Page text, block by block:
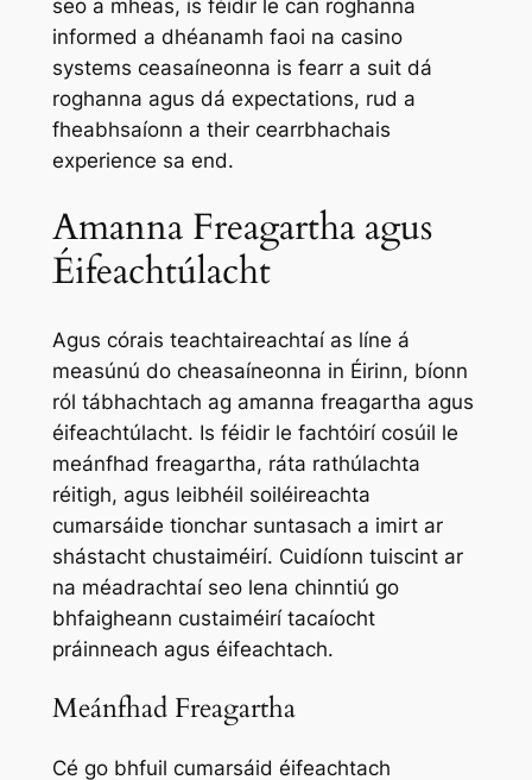
seo a mheas, is féidir le can roghanna
informed a dhéanamh faoi na casino
systems ceasaíneonna is fearr a suit dá
roghanna agus dá expectations, rud a
fheabhsaíonn a their cearrbhachais
experience sa end.
Amanna Freagartha agus
Éifeachtúlacht
Agus córais teachtaireachtaí as líne á
measúnú do cheasaíneonna in Éirinn, bíonn
ról tábhachtach ag amanna freagartha agus
éifeachtúlacht. Is féidir le fachtóirí cosúil le
meánfhad freagartha, ráta rathúlachta
réitigh, agus leibhéil soiléireachta
cumarsáide tionchar suntasach a imirt ar
shástacht chustaiméirí. Cuidíonn tuiscint ar
na méadrachtaí seo lena chinntiú go
bhfaigheann custaiméirí tacaíocht
práinneach agus éifeachtach.
Meánfhad Freagartha
Cé go bhfuil cumarsáid éifeachtach